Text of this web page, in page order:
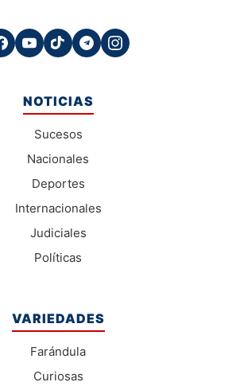
NOTICIAS
Sucesos
Nacionales
Deportes
Internacionales
Judiciales
Políticas
VARIEDADES
Farándula
Curiosas